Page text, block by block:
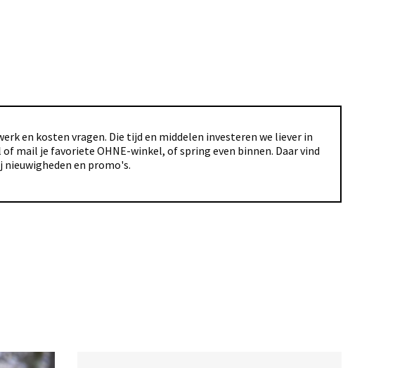
en kosten vragen. Die tijd en middelen investeren we liever in
of mail je favoriete OHNE-winkel, of spring even binnen. Daar vind
nieuwigheden en promo's.